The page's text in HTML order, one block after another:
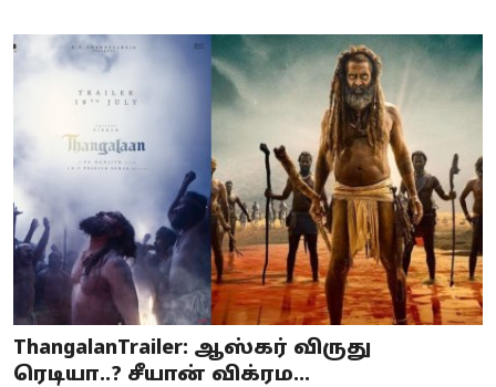
ThangalanTrailer: ஆஸ்கர் விருது
ரெடியா..? சீயான் விக்ரம...